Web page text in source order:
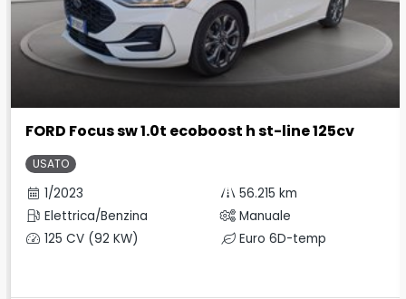
FORD Focus sw 1.0t ecoboost h st-line 125cv
USATO
1/2023
56.215 km
Elettrica/Benzina
Manuale
125 CV (92 KW)
Euro 6D-temp